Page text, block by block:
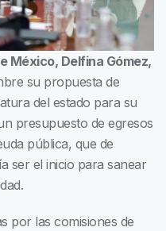
México, Delfina Gómez,
su propuesta de
del estado para su
presupuesto de egresos
pública, que de
ser el inicio para sanear
por las comisiones de